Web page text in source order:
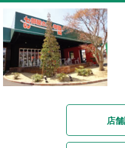
店